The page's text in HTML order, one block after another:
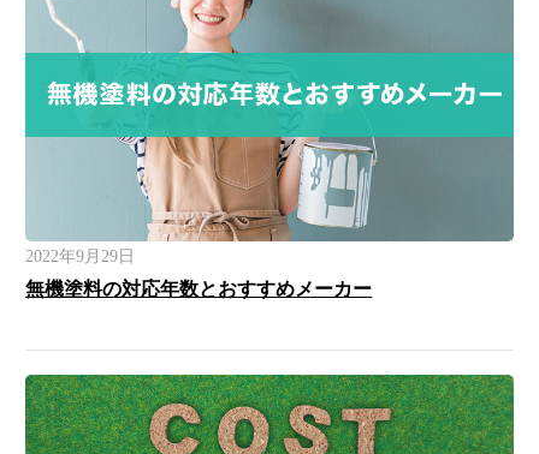
2022年9月29日
無機塗料の対応年数とおすすめメーカー